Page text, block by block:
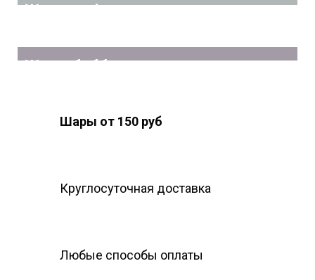
Шары цифры
Шары бабблс
Шары от 150 руб
Круглосуточная доставка
Любые способы оплаты